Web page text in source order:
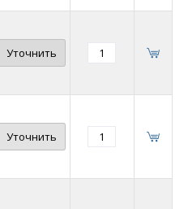
Уточнить
Уточнить